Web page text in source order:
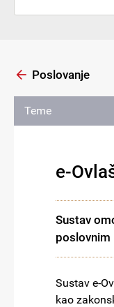
Poslovanje
Teme
e-
Sustav
poslovnim
Sustav e-
kao